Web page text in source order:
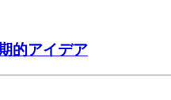
的アイデア